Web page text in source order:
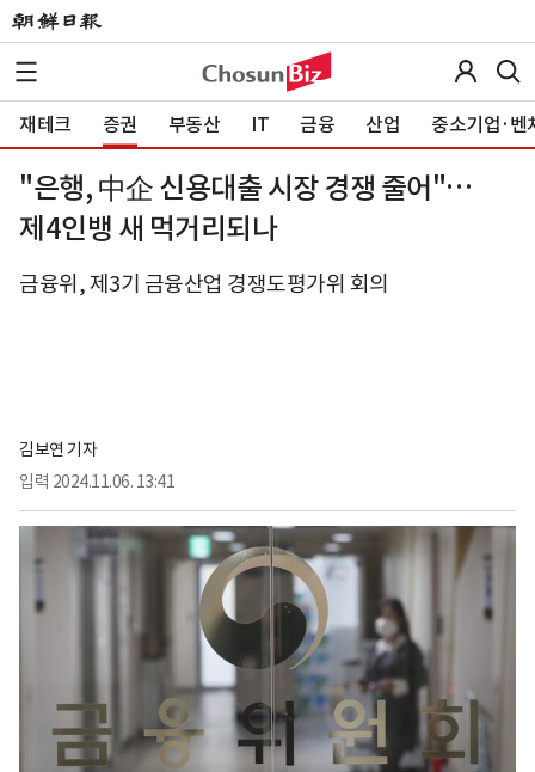
재테크 증권 부동산 IT 금융 산업 중소기업·벤
"은행, 中企 신용대출 시장 경쟁 줄어"…
제4인뱅 새 먹거리되나
금융위, 제3기 금융산업 경쟁도평가위 회의
김보연 기자
입력 2024.11.06. 13:41